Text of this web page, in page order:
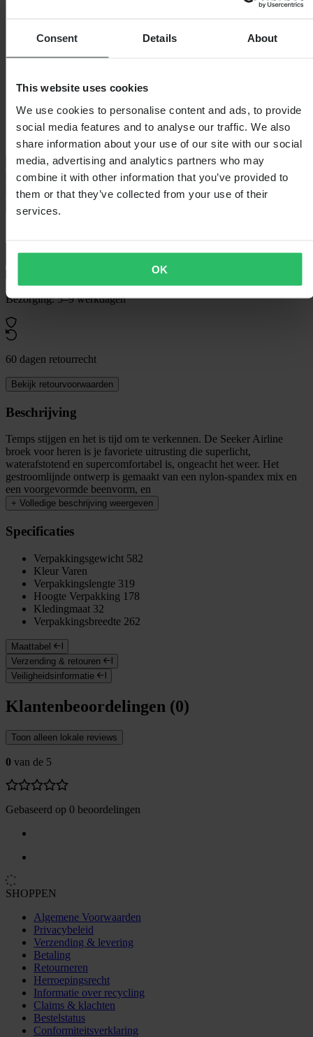
Consent Details About
This website uses cookies
We use cookies to personalise content and ads, to provide
social media features and to analyse our traffic. We also
share information about your use of our site with our social
media, advertising and analytics partners who may
combine it with other information that you’ve provided to
them or that they’ve collected from your use of their
services.
OK
Maattabel
31 Lage voorraad 32 Lage voorraad 34 Lage voorraad
38 Lage voorraad
In winkelwagen
Bezorging: 5–9 werkdagen
60 dagen retourrecht
Bekijk retourvoorwaarden
Beschrijving
Temps stijgen en het is tijd om te verkennen. De Seeker Airline
broek voor heren is je favoriete uitrusting die superlicht,
waterafstotend en supercomfortabel is, ongeacht het weer. Het
gestroomlijnde ontwerp is gemaakt van een nylon-spandex mix en
een voorgevormde beenvorm, en
+ Volledige beschrijving weergeven
Specificaties
Verpakkingsgewicht 582
Kleur Varen
Verpakkingslengte 319
Hoogte Verpakking 178
Kledingmaat 32
Verpakkingsbreedte 262
Maattabel
Verzending & retouren
Veiligheidsinformatie
Klantenbeoordelingen (0)
Toon alleen lokale reviews
0 van de 5
Gebaseerd op 0 beoordelingen
SHOPPEN
Algemene Voorwaarden
Privacybeleid
Verzending & levering
Betaling
Retourneren
Herroepingsrecht
Informatie over recycling
Claims & klachten
Bestelstatus
Conformiteitsverklaring